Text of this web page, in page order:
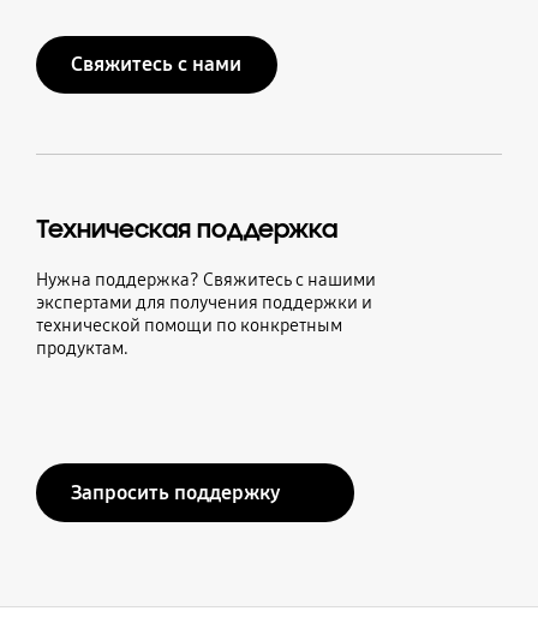
Свяжитесь с нами
Техническая поддержка
Нужна поддержка? Свяжитесь с нашими
экспертами для получения поддержки и
технической помощи по конкретным
продуктам.
Запросить поддержку